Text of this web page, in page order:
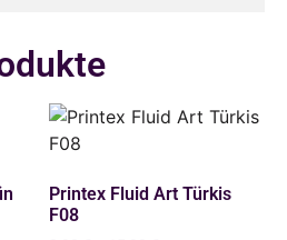
Printex Fluid Art Türkis
F08